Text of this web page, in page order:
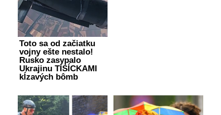
Toto sa od začiatku
vojny ešte nestalo!
Rusko zasypalo
Ukrajinu TISÍCKAMI
kĺzavých bômb